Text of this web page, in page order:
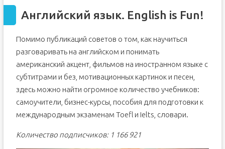
Английский язык. English is Fun!
Помимо публикаций советов о том, как научиться
разговаривать на английском и понимать
американский акцент, фильмов на иностранном языке с
субтитрами и без, мотивационных картинок и песен,
здесь можно найти огромное количество учебников:
самоучители, бизнес-курсы, пособия для подготовки к
международным экзаменам Toefl и Ielts, словари.
Количество подписчиков: 1 166 921